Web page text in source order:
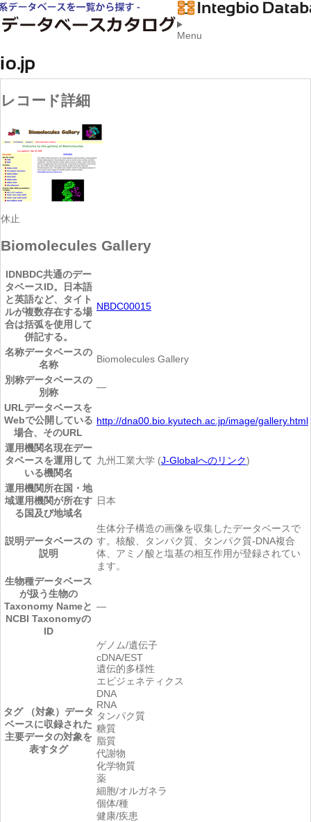
Menu
レコード詳細
休止
Biomolecules Gallery
IDNBDC共通のデー
タベースID。日本語
と英語など、タイト
ルが複数存在する場
合は括弧を使用して
併記する。
NBDC00015
名称データベースの
名称
Biomolecules Gallery
別称データベースの
別称
―
URLデータベースを
Webで公開している
場合、そのURL
http://dna00.bio.kyutech.ac.jp/image/gallery.html
運用機関名現在デー
タベースを運用して
いる機関名
九州工業大学 (J-Globalへのリンク)
運用機関所在国・地
域運用機関が所在す
る国及び地域名
日本
説明データベースの
説明
生体分子構造の画像を収集したデータベースで
す。核酸、タンパク質、タンパク質-DNA複合
体、アミノ酸と塩基の相互作用が登録されてい
ます。
生物種データベース
が扱う生物の
Taxonomy Nameと
NCBI Taxonomyの
ID
―
タグ （対象） データ
ベースに収録された
主要データの対象を
表すタグ
ゲノム/遺伝子
cDNA/EST
遺伝的多様性
エピジェネティクス
DNA
RNA
タンパク質
糖質
脂質
代謝物
化学物質
薬
細胞/オルガネラ
個体/種
健康/疾患